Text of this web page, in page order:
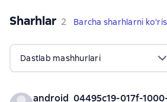
Sharhlar 2 sharhlar
2 Barcha sharhlarni
Dastlab mashhurlari